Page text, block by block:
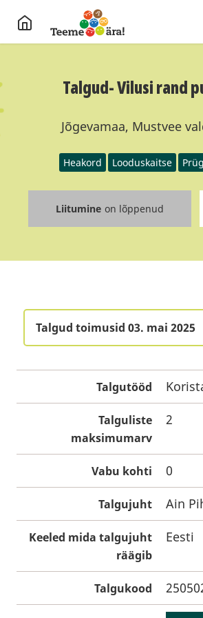
Talgud- Vilusi rand
Jõgevamaa, Mustvee
Heakord Looduskaitse
Liitumine on lõppenud
Talgud toimusid 03. mai 2025
Talgutööd
Talguliste
maksimumarv
2
Vabu kohti 0
Talgujuht Ain
Keeled mida talgujuht
räägib
Eesti
Talgukood